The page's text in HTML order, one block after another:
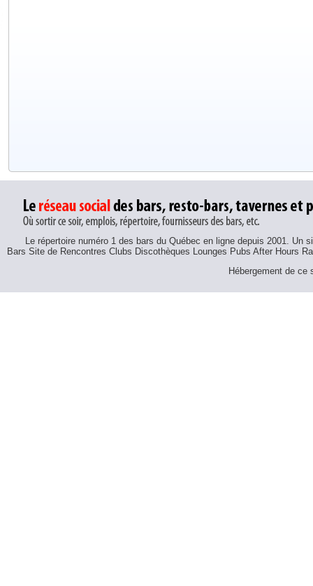
Le répertoire numéro 1 des bars du Québec en ligne depuis 2001.
Bars Site de Rencontres Clubs Discothèques Lounges Pubs After Hours
Hébergement de ce